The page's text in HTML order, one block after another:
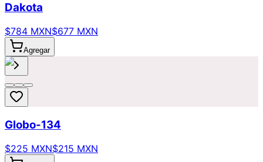
Dakota
$784 MXN$677 MXN
Agregar
Globo-134
$225 MXN$215 MXN